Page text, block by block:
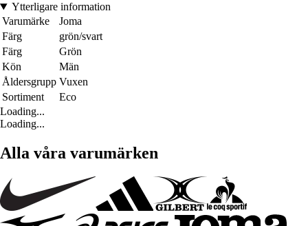
Ytterligare information
Varumärke
Joma
Färg
grön/svart
Färg
Grön
Kön
Män
Åldersgrupp Vuxen
Sortiment
Eco
Loading...
Loading...
Alla våra varumärken